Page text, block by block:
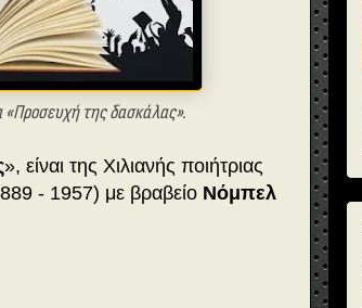
«Προσευχή της δασκάλας».
», είναι της Χιλιανής ποιήτριας
- 1957) με βραβείο Νόμπελ